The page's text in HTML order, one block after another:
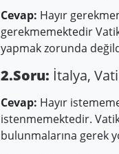
Cevap: Hayır
gerekmemektedir
yapmak zorunda
2.Soru: İtalya,
Cevap: Hayır
istenmemektedir.
bulunmalarına gerek